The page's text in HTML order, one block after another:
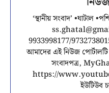
‘স্থানীয় সংবাদ’ •ঘাটাল
9933998177/
আমাদের এই নিউজ পোর্টালটি
সংবাদপত্র,
https://
ইউটিউব